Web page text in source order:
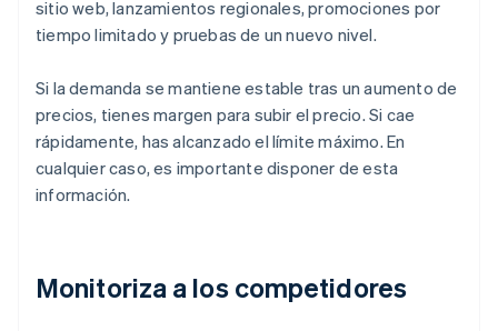
sitio web, lanzamientos regionales, promociones por
tiempo limitado y pruebas de un nuevo nivel.
Si la demanda se mantiene estable tras un aumento de
precios, tienes margen para subir el precio. Si cae
rápidamente, has alcanzado el límite máximo. En
cualquier caso, es importante disponer de esta
información.
Monitoriza a los competidores